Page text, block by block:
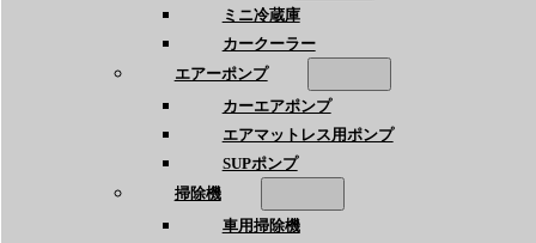
ミニ冷蔵庫
カークーラー
エアーポンプ
カーエアポンプ
エアマットレス用ポンプ
SUPポンプ
掃除機
車用掃除機